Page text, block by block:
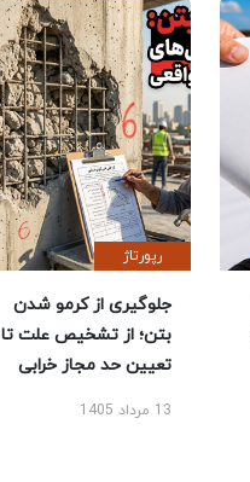
رپورتاژ
جلوگیری از کرمو شدن
بتن؛ از تشخیص علت تا
تعیین حد مجاز خرابی
13 مرداد 1405